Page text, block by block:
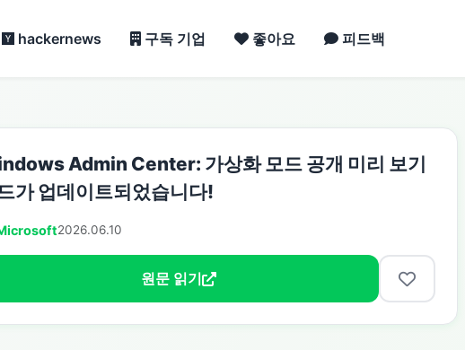
hackernews 구독 기업 좋아요 피드백
Admin Center: 가상화 모드 공개 미리 보기
가 업데이트되었습니다!
2026.06.10
원문 읽기